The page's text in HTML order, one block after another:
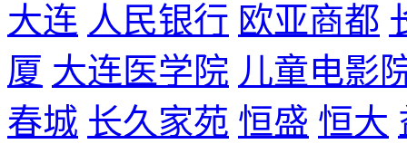
大连 人民银行 欧亚商都
厦 大连医学院 儿童电影
春城 长久家苑 恒盛 恒大